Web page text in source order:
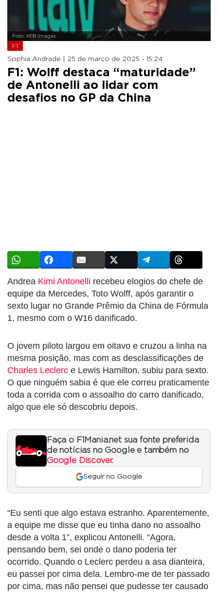
Foto: XPB Images
F1
Sophia Andrade | 25 de março de 2025 - 15:24
F1: Wolff destaca “maturidade”
de Antonelli ao lidar com
desafios no GP da China
Andrea Kimi Antonelli recebeu elogios do chefe de
equipe da Mercedes, Toto Wolff, após garantir o
sexto lugar no Grande Prêmio da China de Fórmula
1, mesmo com o W16 danificado.
O jovem piloto largou em oitavo e cruzou a linha na
mesma posição, mas com as desclassificações de
Charles Leclerc e Lewis Hamilton, subiu para sexto.
O que ninguém sabia é que ele correu praticamente
toda a corrida com o assoalho do carro danificado,
algo que ele só descobriu depois.
Faça o F1Mania.net sua fonte preferida
de notícias no Google e também no
Google Discover.
Seguir no Google
“Eu senti que algo estava estranho. Aparentemente,
a equipe me disse que eu tinha dano no assoalho
desde a volta 1”, explicou Antonelli. “Agora,
pensando bem, sei onde o dano poderia ter
ocorrido. Quando o Leclerc perdeu a asa dianteira,
eu passei por cima dela. Lembro-me de ter passado
por cima, mas não pensei que pudesse ter causado